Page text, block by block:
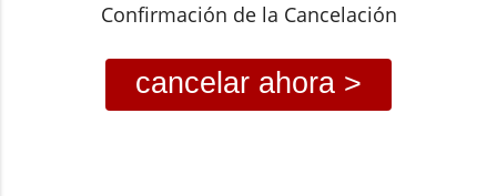
Confirmación de la Cancelación
cancelar ahora >